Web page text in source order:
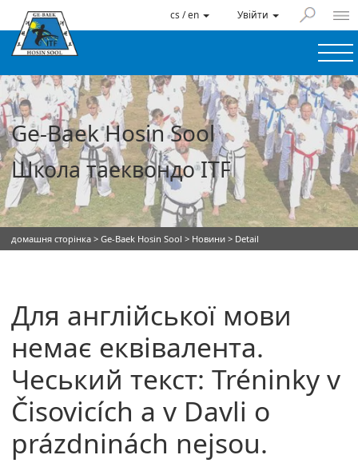
cs / en Увійти
Ge-Baek Hosin Sool
Школа таеквондо ITF
домашня сторінка > Ge-Baek Hosin Sool > Новини > Detail
Для англійської мови
немає еквівалента.
Чеський текст: Tréninky v
Čisovicích a v Davli o
prázdninách nejsou.